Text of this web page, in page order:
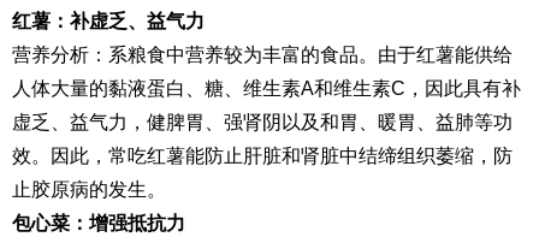
红薯：补虚乏、益气力
营养分析：系粮食中营养较为丰富的食品。由于红薯能供给
人体大量的黏液蛋白、糖、维生素A和维生素C，因此具有补
虚乏、益气力，健脾胃、强肾阴以及和胃、暖胃、益肺等功
效。因此，常吃红薯能防止肝脏和肾脏中结缔组织萎缩，防
止胶原病的发生。
包心菜：增强抵抗力